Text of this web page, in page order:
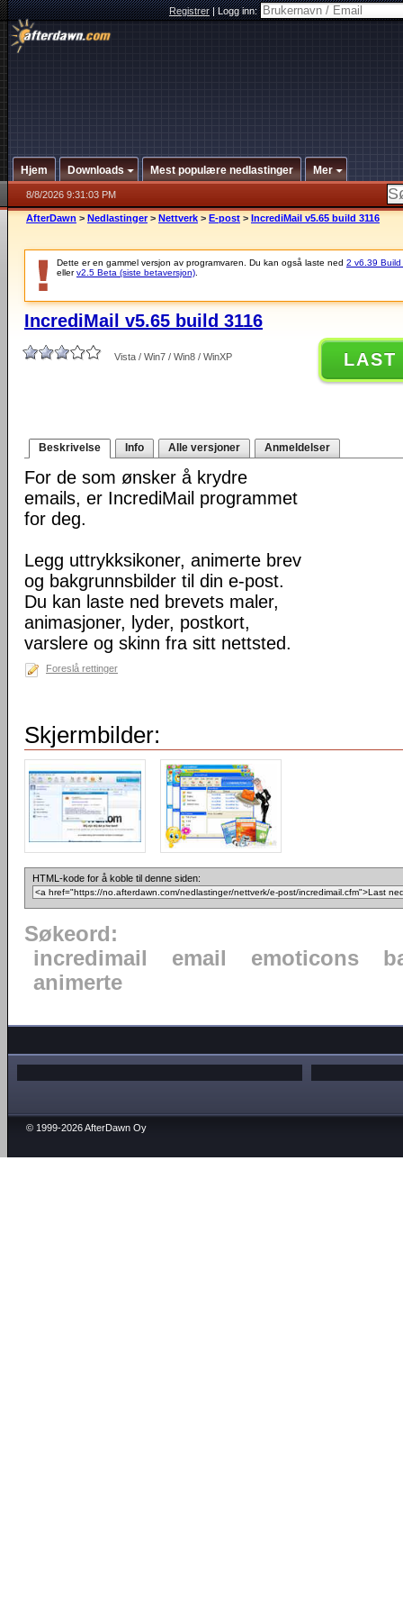
Registrer|Logg inn:
Hjem Downloads Mest populære nedlastinger Mer
8/8/2026 9:31:03 PM
AfterDawn > Nedlastinger > Nettverk > E-post > IncrediMail v5.65 build 3116
Dette er en gammel versjon av programvaren. Du kan også laste ned 2 v6.39 Build
ellerv2.5 Beta (siste betaversjon)
IncrediMail v5.65 build 3116
Vista / Win7 / Win8 / WinXP LAST
Beskrivelse Info Alle versjoner Anmeldelser
For de som ønsker å krydre
emails, er IncrediMail programmet
for deg.
Legg uttrykksikoner, animerte brev
og bakgrunnsbilder til din e-post.
Du kan laste ned brevets maler,
animasjoner, lyder, postkort,
varslere og skinn fra sitt nettsted.
Foreslå rettinger
Skjermbilder:
HTML-kode for å koble til denne siden:
Søkeord:
incredimail
email emoticons
animerte
© 1999-2026 AfterDawn Oy